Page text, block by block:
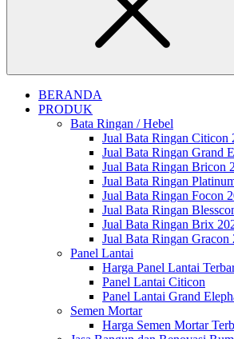
BERANDA
PRODUK
Bata Ringan / Hebel
Jual Bata Ringan Citicon
Jual Bata Ringan Grand
Jual Bata Ringan Bricon
Jual Bata Ringan
Jual Bata Ringan Focon
Jual Bata Ringan
Jual Bata Ringan Brix
Jual Bata Ringan Gracon
Panel Lantai
Harga Panel Lantai
Panel Lantai Citicon
Panel Lantai Grand
Semen Mortar
Harga Semen Mortar